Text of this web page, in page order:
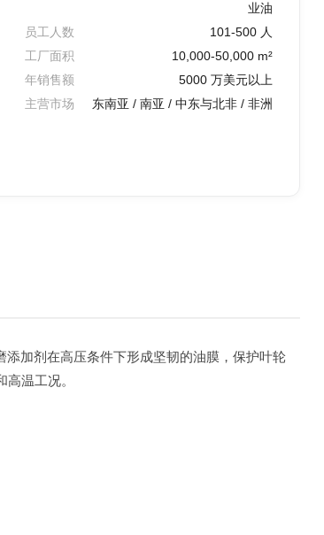
业油
员工人数
101-500 人
工厂面积
10,000-50,000 m²
年销售额
5000 万美元以上
主营市场
东南亚 / 南亚 / 中东与北非 / 非洲
加剂在高压条件下形成坚韧的油膜，保护叶轮
温工况。